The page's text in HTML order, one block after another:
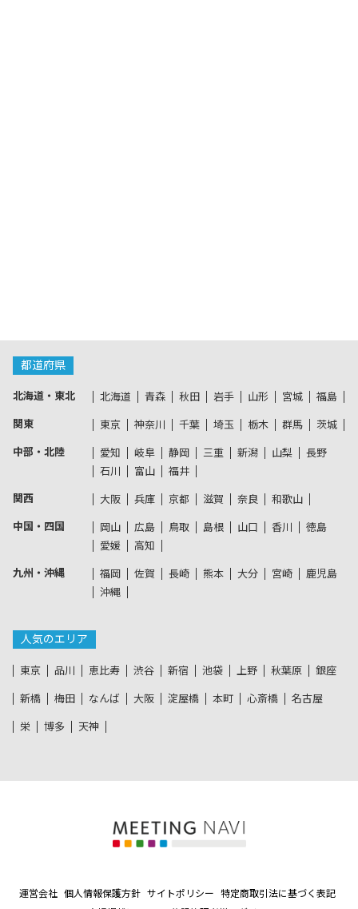
都道府県
北海道・東北 北海道 青森 秋田 岩手 山形 宮城 福島
関東 東京 神奈川 千葉 埼玉 栃木 群馬 茨城
中部・北陸 愛知 岐阜 静岡 三重 新潟 山梨
長野
石川
富山 福井
関西 大阪 兵庫 京都 滋賀 奈良 和歌山
中国・四国 岡山 広島 鳥取 島根 山口 香川
徳島
愛媛
高知
九州・沖縄 福岡 佐賀 長崎 熊本 大分 宮崎
鹿児島
沖縄
人気のエリア
東京 品川 恵比寿 渋谷 新宿 池袋 上野 秋葉原 銀座
新橋 梅田 なんば 大阪 淀屋橋 本町 心斎橋 名古屋
栄 博多 天神
運営会社 個人情報保護方針 サイトポリシー
特定商取引法に基づく表記